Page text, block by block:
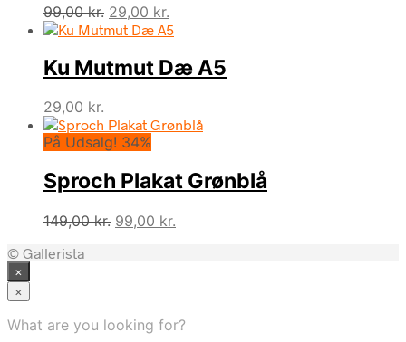
99,00kr. Den
oprindelige
var:
99,00 kr..
29,00 kr.
aktuelle
er:
29,00 kr..
Ku Mutmut Dæ A5
29,00 kr.
På Udsalg! 34%
Sproch Plakat Grønblå
149,00kr. Den
99,00 kr.
© Gallerista
×
×
What are you looking for?